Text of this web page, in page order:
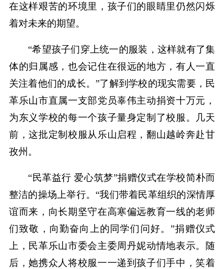
在这样艰苦的环境里，孩子们的眼睛里仍然闪烁
着对未来的期望。
“希望孩子们穿上统一的服装，这样就有了集
体的归属感，也会记住在很远的地方，有人一直
关注着他们的成长。”了解到学校的现实需要，民
革乐山市直属一支部党员辜伟主动捐资十万元，
为东义学校的每一个孩子量身定制了校服。几天
前，这批定制校服从乐山启程，翻山越岭奔赴甘
孜州。
“民革益行 爱心筑梦”捐赠仪式在学校简朴而
整洁的操场上举行。“我们带着民革组织的深情厚
谊而来，向长期坚守在高寒偏远教育一线的老师
们致敬，向勤奋向上的同学们问好。”捐赠仪式
上，民革乐山市委会主委周丹妮动情地表示。随
后，她携众人将校服一一递到孩子们手中，笑着